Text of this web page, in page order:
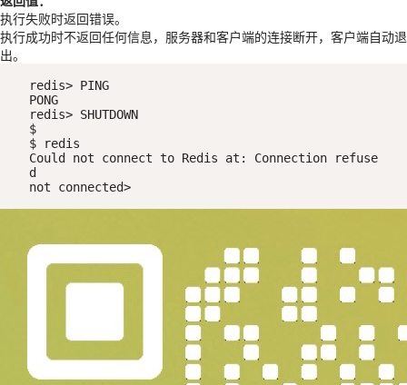
执行失败时返回错误。
执行成功时不返回任何信息，服务器和客户端的连接断开，客户端自动退
出。
redis> PING
PONG
redis> SHUTDOWN
$
$ redis
Could not connect to Redis at: Connection refuse
d
not connected>